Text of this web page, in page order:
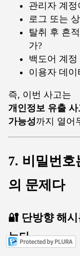
관리자 계
로그 또는
탈취 후 흔
가?
백도어 계
이용자 데
즉, 이번 사고는
개인정보 유출
가능성까지 열어
7. 비밀번
의 문제다
🔐 단방향 해
는다